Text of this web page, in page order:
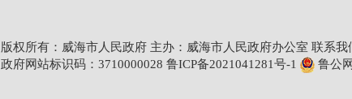
版权所有：威海市人民政府 主办：威海市人民政府办公室 联系我
政府网站标识码：3710000028 鲁ICP备2021041281号-1 鲁公